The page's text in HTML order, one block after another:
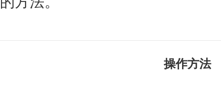
操作方法